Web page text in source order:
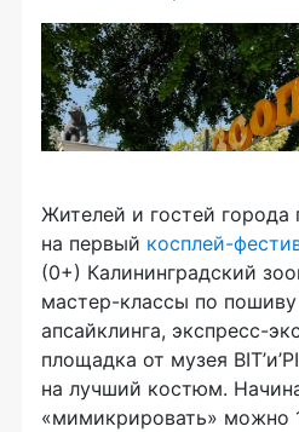
Жителей и гостей города
на первый косплей-
(0+) Калининградский
мастер-классы по
апсайклинга, экспресс-
площадка от музея
на лучший костюм.
«мимикрировать» можно